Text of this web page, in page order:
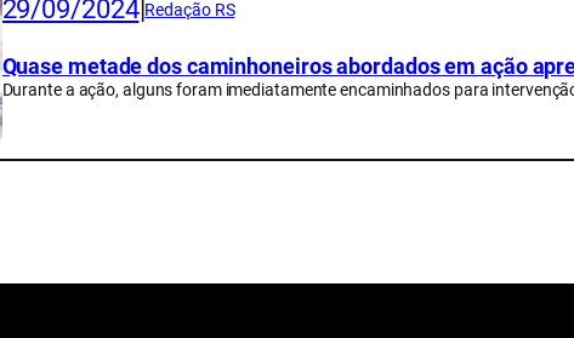
29/09/2024|Redação RS
Quase metade dos caminhoneiros abordados em ação
Durante a ação, alguns foram imediatamente encaminhados para